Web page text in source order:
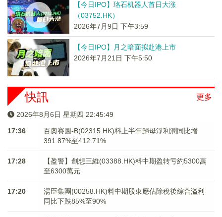
【今日IPO】珞石机器人首日大涨
（03752.HK）
2026年7月9日 下午3:59
【今日IPO】月之暗面拟赴港上市
2026年7月21日 下午5:50
更多
快訊
2026年8月6日 星期四 22:45:49
17:36
百奧賽圖-B(02315.HK)料上半年歸母淨利潤同比增
391.87%至412.71%
17:28
【盈警】創想三維(03388.HK)料中期盈转亏約5300萬
至6300萬元
17:20
湯臣集團(00258.HK)料中期股東應佔除稅後綜合溢利
同比下跌85%至90%